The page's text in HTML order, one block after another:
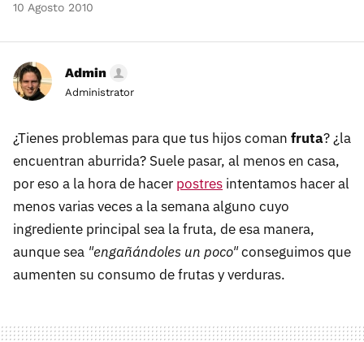
10 Agosto 2010
Admin
Administrator
¿Tienes problemas para que tus hijos coman fruta? ¿la
encuentran aburrida? Suele pasar, al menos en casa,
por eso a la hora de hacer postres intentamos hacer al
menos varias veces a la semana alguno cuyo
ingrediente principal sea la fruta, de esa manera,
aunque sea "engañándoles un poco"conseguimos que
aumenten su consumo de frutas y verduras.